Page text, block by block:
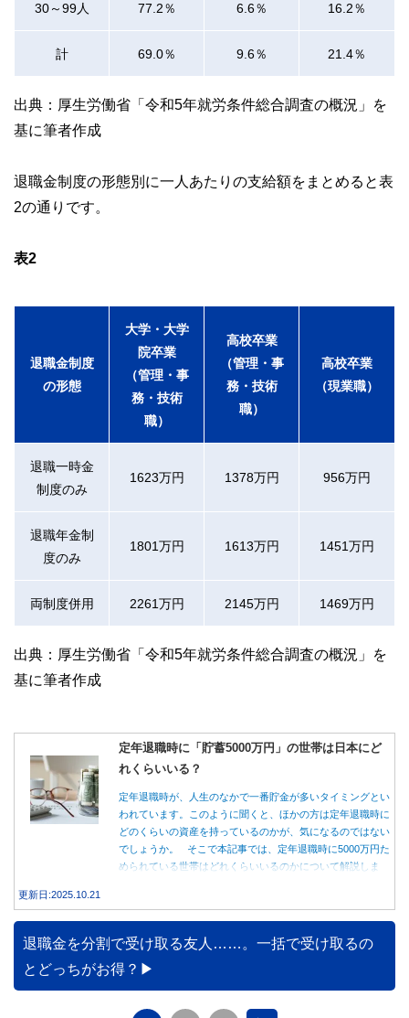
30～99人 77.2％ 6.6％ 16.2％
計 69.0％ 9.6％ 21.4％
出典：厚生労働省「令和5年就労条件総合調査の概況」を
基に筆者作成
退職金制度の形態別に一人あたりの支給額をまとめると表
2の通りです。
表2
退職金制度
の形態
大学・大学
院卒業
（管理・事
務・技術
職）
高校卒業
（管理・事
務・技術
職）
高校卒業
（現業職）
退職一時金
制度のみ
1623万円 1378万円 956万円
退職年金制
度のみ
1801万円 1613万円 1451万円
両制度併用 2261万円 2145万円 1469万円
出典：厚生労働省「令和5年就労条件総合調査の概況」を
基に筆者作成
定年退職時に「貯蓄5000万円」の世帯は日本にど
れくらいいる？
定年退職時が、人生のなかで一番貯金が多いタイミングとい
われています。このように聞くと、ほかの方は定年退職時に
どのくらいの資産を持っているのかが、気になるのではない
でしょうか。 そこで本記事では、定年退職時に5000万円た
められている世帯はどれくらいいるのかについて解説しま
更新日:2025.10.21
退職金を分割で受け取る友人……。一括で受け取るの
とどっちがお得？